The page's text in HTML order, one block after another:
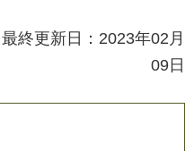
終更新日：2023年02月
09日